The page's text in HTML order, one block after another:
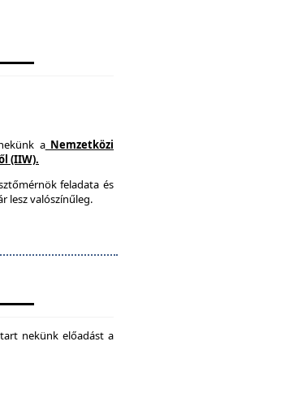
aNemzetközi
(IIW).
feladata és
lesz valószínűleg.
nekünk előadást a